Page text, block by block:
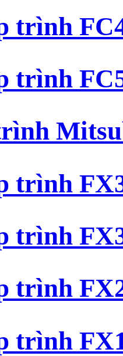
trình
trình
trình
trình
trình
trình